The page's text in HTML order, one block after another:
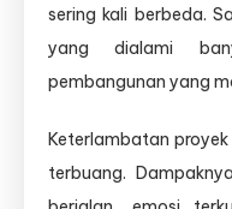
biaya
terus
sering kali berbeda.
yang dialami
pembangunan yang
Keterlambatan
terbuang.